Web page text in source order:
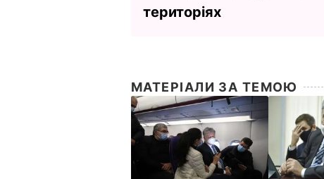
територіях
МАТЕРІАЛИ ЗА ТЕМОЮ